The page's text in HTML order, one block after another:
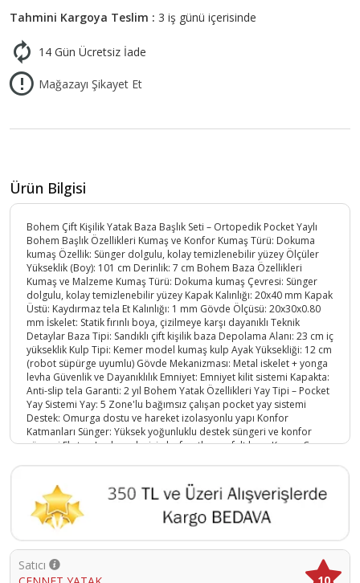
Tahmini Kargoya Teslim : 3 iş günü içerisinde
14 Gün Ücretsiz İade
Mağazayı Şikayet Et
Ürün Bilgisi
Bohem Çift Kişilik Yatak Baza Başlık Seti – Ortopedik Pocket Yaylı
Bohem Başlık Özellikleri Kumaş ve Konfor Kumaş Türü: Dokuma
kumaş Özellik: Sünger dolgulu, kolay temizlenebilir yüzey Ölçüler
Yükseklik (Boy): 101 cm Derinlik: 7 cm Bohem Baza Özellikleri
Kumaş ve Malzeme Kumaş Türü: Dokuma kumaş Çevresi: Sünger
dolgulu, kolay temizlenebilir yüzey Kapak Kalınlığı: 20x40 mm Kapak
Üstü: Kaydırmaz tela Et Kalınlığı: 1 mm Gövde Ölçüsü: 20x30x0.80
mm İskelet: Statik fırınlı boya, çizilmeye karşı dayanıklı Teknik
Detaylar Baza Tipi: Sandıklı çift kişilik baza Depolama Alanı: 23 cm iç
yükseklik Kulp Tipi: Kemer model kumaş kulp Ayak Yüksekliği: 12 cm
(robot süpürge uyumlu) Gövde Mekanizması: Metal iskelet + yonga
levha Güvenlik ve Dayanıklılık Emniyet: Emniyet kilit sistemi Kapakta:
Anti-slip tela Garanti: 2 yıl Bohem Yatak Özellikleri Yay Tipi – Pocket
Yay Sistemi Yay: 5 Zone'lu bağımsız çalışan pocket yay sistemi
Destek: Omurga dostu ve hareket izolasyonlu yapı Konfor
Katmanları Sünger: Yüksek yoğunluklu destek süngeri ve konfor
süngeri Ekstra: Isı dengeleyici elyaf ve thermofelt keçe Kenar: Çevre
Yaklaşık 30 cm Ekstra Özellikler Kullanım: Tek taraflı Paketleme: Roll
Pack ambalaj, açıldıktan sonra 48-72 saatte form alır Nakliye bina
önü değil, kapı teslimidir.
Ürün Kodu :
10825-BHMSET180X200
Satıcı